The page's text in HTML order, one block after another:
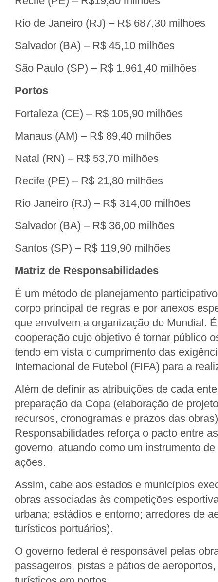
Rio de Janeiro (RJ) – R$ 687,30 milhões
Salvador (BA) – R$ 45,10 milhões
São Paulo (SP) – R$ 1.961,40 milhões
Portos
Fortaleza (CE) – R$ 105,90 milhões
Manaus (AM) – R$ 89,40 milhões
Natal (RN) – R$ 53,70 milhões
Recife (PE) – R$ 21,80 milhões
Rio Janeiro (RJ) – R$ 314,00 milhões
Salvador (BA) – R$ 36,00 milhões
Santos (SP) – R$ 119,90 milhões
Matriz de Responsabilidades
É um método de planejamento
corpo principal de regras e por anexos
que envolvem a organização do Mundial.
cooperação cujo objetivo é tornar público
tendo em vista o cumprimento das
Internacional de Futebol (FIFA) para a
Além de definir as atribuições de cada
preparação da Copa (elaboração de
recursos, cronogramas e prazos das
Responsabilidades reforça o pacto entre
governo, atuando como um instrumento
ações.
Assim, cabe aos estados e municípios
obras associadas às competições
urbana; estádios e entorno; arredores de
turísticos portuários).
O governo federal é responsável pelas
passageiros, pistas e pátios de